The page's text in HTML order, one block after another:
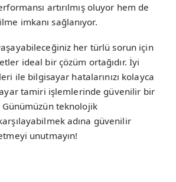
artırılmış oluyor hem de
imkanı sağlanıyor.
her türlü sorun için
ideal bir çözüm ortağıdır. İyi
ile bilgisayar hatalarınızı kolayca
tamiri işlemlerinde güvenilir bir
teknolojik
adına güvenilir
unutmayın!